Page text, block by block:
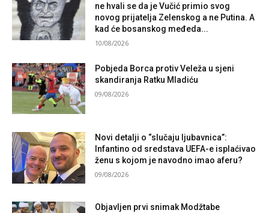
ne hvali se da je Vučić primio svog
novog prijatelja Zelenskog a ne Putina. A
kad će bosanskog međeda...
10/08/2026
Pobjeda Borca protiv Veleža u sjeni
skandiranja Ratku Mladiću
09/08/2026
Novi detalji o “slučaju ljubavnica”:
Infantino od sredstava UEFA-e isplaćivao
ženu s kojom je navodno imao aferu?
09/08/2026
Objavljen prvi snimak Modžtabe